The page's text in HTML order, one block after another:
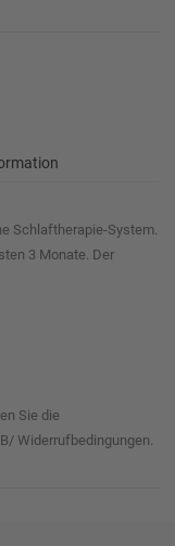
Schlaftherapie-System.
3 Monate. Der
Sie die
Widerrufbedingungen.